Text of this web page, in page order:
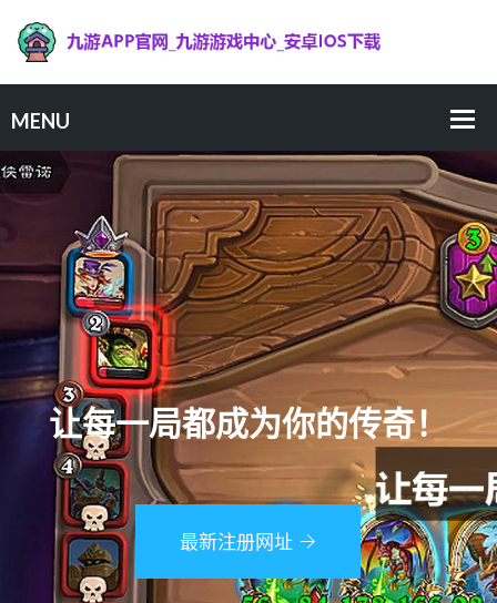
让每一局都成为你的传奇！
最新注册网址